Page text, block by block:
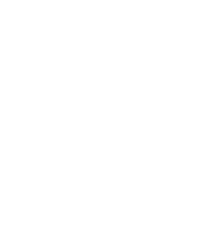
nápoje.
a španělština.
TV a také individuálně regulovatelnou